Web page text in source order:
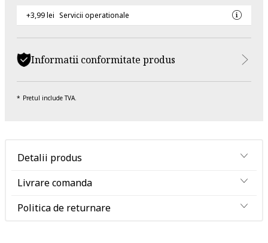
+3,99 lei Servicii operationale
Informatii conformitate produs
Pretul include TVA.
Detalii produs
Livrare comanda
Politica de returnare